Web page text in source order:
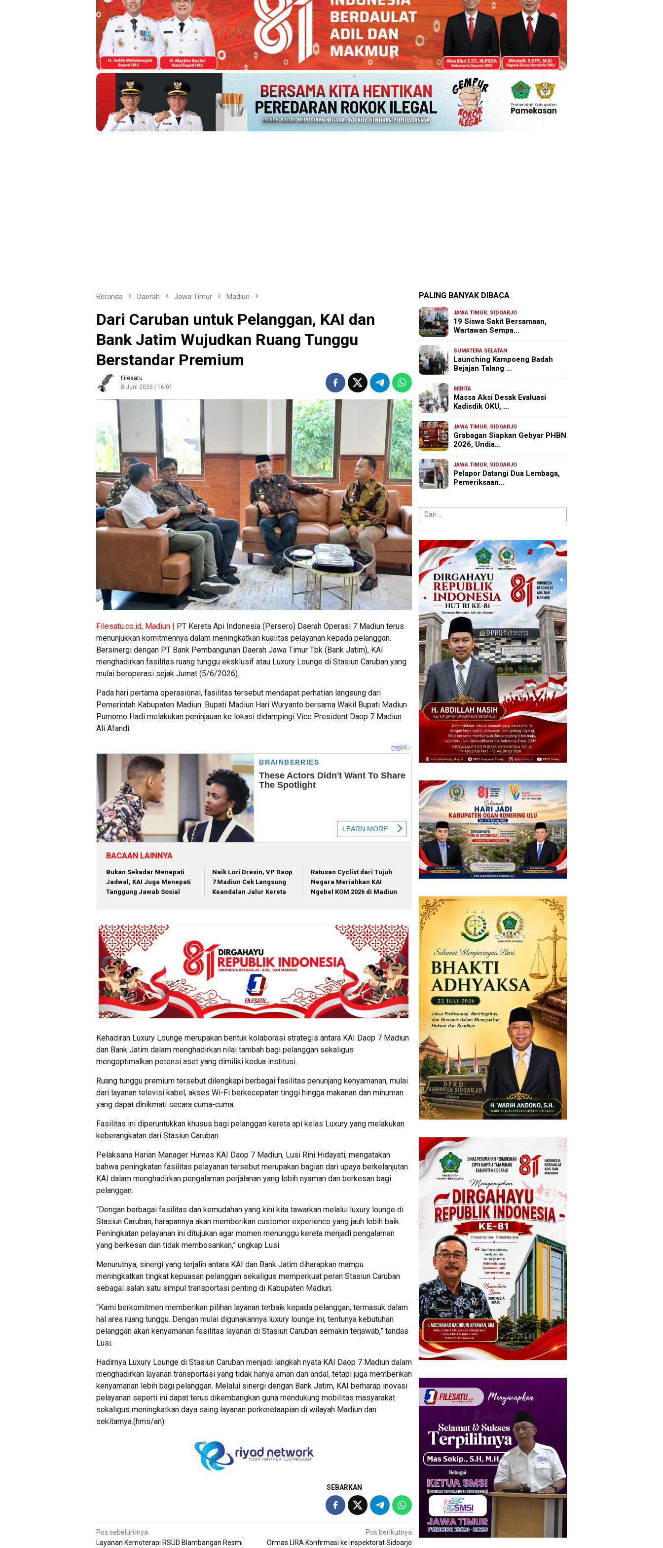
Beranda Daerah Jawa Timur Madiun
Dari Caruban untuk Pelanggan, KAI dan
Bank Jatim Wujudkan Ruang Tunggu
Berstandar Premium
Filesatu
8 Juni 2026 | 16:01
Filesatu.co.id, Madiun | PT Kereta Api Indonesia (Persero) Daerah Operasi 7 Madiun terus
menunjukkan komitmennya dalam meningkatkan kualitas pelayanan kepada pelanggan.
Bersinergi dengan PT Bank Pembangunan Daerah Jawa Timur Tbk (Bank Jatim), KAI
menghadirkan fasilitas ruang tunggu eksklusif atau Luxury Lounge di Stasiun Caruban yang
mulai beroperasi sejak Jumat (5/6/2026).
Pada hari pertama operasional, fasilitas tersebut mendapat perhatian langsung dari
Pemerintah Kabupaten Madiun. Bupati Madiun Hari Wuryanto bersama Wakil Bupati Madiun
Purnomo Hadi melakukan peninjauan ke lokasi didampingi Vice President Daop 7 Madiun
Ali Afandi.
BACAAN LAINNYA
Bukan Sekadar Menepati
Jadwal, KAI Juga Menepati
Tanggung Jawab Sosial
Naik Lori Dresin, VP Daop
7 Madiun Cek Langsung
Keandalan Jalur Kereta
Ratusan Cyclist dari Tujuh
Negara Meriahkan KAI
Ngebel KOM 2026 di Madiun
Kehadiran Luxury Lounge merupakan bentuk kolaborasi strategis antara KAI Daop 7 Madiun
dan Bank Jatim dalam menghadirkan nilai tambah bagi pelanggan sekaligus
mengoptimalkan potensi aset yang dimiliki kedua institusi.
Ruang tunggu premium tersebut dilengkapi berbagai fasilitas penunjang kenyamanan, mulai
dari layanan televisi kabel, akses Wi-Fi berkecepatan tinggi hingga makanan dan minuman
yang dapat dinikmati secara cuma-cuma.
Fasilitas ini diperuntukkan khusus bagi pelanggan kereta api kelas Luxury yang melakukan
keberangkatan dari Stasiun Caruban.
Pelaksana Harian Manager Humas KAI Daop 7 Madiun, Lusi Rini Hidayati, mengatakan
bahwa peningkatan fasilitas pelayanan tersebut merupakan bagian dari upaya berkelanjutan
KAI dalam menghadirkan pengalaman perjalanan yang lebih nyaman dan berkesan bagi
pelanggan.
“Dengan berbagai fasilitas dan kemudahan yang kini kita tawarkan melalui luxury lounge di
Stasiun Caruban, harapannya akan memberikan customer experience yang jauh lebih baik.
Peningkatan pelayanan ini ditujukan agar momen menunggu kereta menjadi pengalaman
yang berkesan dan tidak membosankan,” ungkap Lusi.
Menurutnya, sinergi yang terjalin antara KAI dan Bank Jatim diharapkan mampu
meningkatkan tingkat kepuasan pelanggan sekaligus memperkuat peran Stasiun Caruban
sebagai salah satu simpul transportasi penting di Kabupaten Madiun.
“Kami berkomitmen memberikan pilihan layanan terbaik kepada pelanggan, termasuk dalam
hal area ruang tunggu. Dengan mulai digunakannya luxury lounge ini, tentunya kebutuhan
pelanggan akan kenyamanan fasilitas layanan di Stasiun Caruban semakin terjawab,” tandas
Lusi.
Hadirnya Luxury Lounge di Stasiun Caruban menjadi langkah nyata KAI Daop 7 Madiun dalam
menghadirkan layanan transportasi yang tidak hanya aman dan andal, tetapi juga memberikan
kenyamanan lebih bagi pelanggan. Melalui sinergi dengan Bank Jatim, KAI berharap inovasi
pelayanan seperti ini dapat terus dikembangkan guna mendukung mobilitas masyarakat
sekaligus meningkatkan daya saing layanan perkeretaapian di wilayah Madiun dan
sekitarnya.(hms/an)
SEBARKAN
Navigasi
Pos sebelumnya
Layanan Kemoterapi RSUD Blambangan Resmi
Pos berikutnya
Ormas LIRA Konfirmasi ke Inspektorat Sidoarjo
PALING BANYAK DIBACA
JAWA TIMUR, SIDOARJO
19 Siswa Sakit Bersamaan,
Wartawan Sempa…
SUMATERA SELATAN
Launching Kampoeng Badah
Bejajan Talang …
BERITA
Massa Aksi Desak Evaluasi
Kadisdik OKU, …
JAWA TIMUR, SIDOARJO
Grabagan Siapkan Gebyar PHBN
2026, Undia…
JAWA TIMUR, SIDOARJO
Pelapor Datangi Dua Lembaga,
Pemeriksaan…
Cari
untuk: